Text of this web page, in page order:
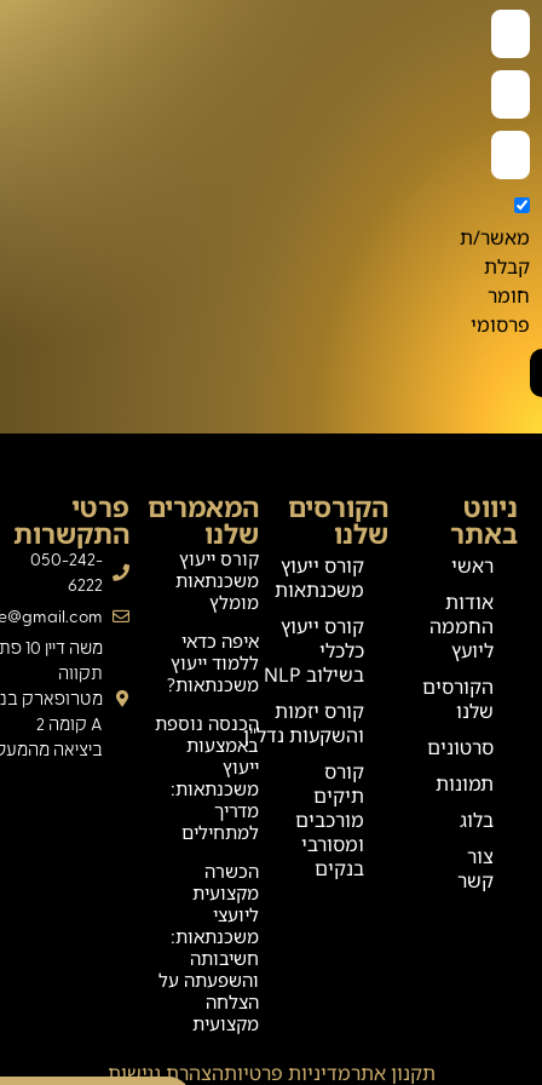
מאשר/ת
קבלת
חומר
פרסומי
הקורסים
שלנו
קורס ייעוץ
משכנתאות
קורס ייעוץ
כלכלי
בשילוב NLP
קורס יזמות
והשקעות נדל"ן
קורס
תיקים
מורכבים
ומסורבי
בנקים
המאמרים
שלנו
קורס ייעוץ
משכנתאות
מומלץ
איפה כדאי
ללמוד ייעוץ
משכנתאות?
הכנסה נוספת
באמצעות
ייעוץ
משכנתאות:
מדריך
למתחילים
הכשרה
מקצועית
ליועצי
משכנתאות:
חשיבותה
והשפעתה על
הצלחה
מקצועית
ניווט
באתר
ראשי
אודות
החממה
ליועץ
הקורסים
שלנו
סרטונים
תמונות
בלוג
צור
קשר
פרטי
התקשרות
050-242-
6222
משה
תקווה
מטרופארק
A קומה 2
ביציאה
תקנון אתרמדיניות פרטיותהצהרת נגישות